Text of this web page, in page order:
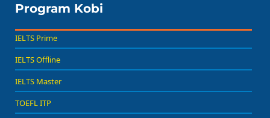
Program Kobi
IELTS Prime
IELTS Offline
IELTS Master
TOEFL ITP